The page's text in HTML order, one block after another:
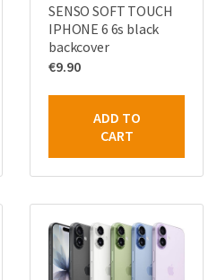
SENSO SOFT TOUCH
IPHONE 6 6s black
backcover
€9.90
ADD TO
CART